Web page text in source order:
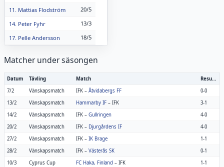
11. Mattias Flodström
20/5
14. Peter Fyhr
13/3
17. Pelle Andersson
18/5
Matcher under säsongen
Datum Tävling Match
Resultat
7/2
Vänskapsmatch IFK– Åtvidabergs FF
0-0
13/2
Vänskapsmatch Hammarby IF– IFK
3-1
14/2
Vänskapsmatch IFK– Gullringen
4-0
20/2
Vänskapsmatch IFK– Djurgårdens IF
4-0
27/2
Vänskapsmatch IFK– IK Brage
1-1
28/2
Vänskapsmatch IFK– Västerås SK
0-1
10/3
Cyprus Cup FC Haka, Finland – IFK
1-1